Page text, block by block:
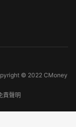
© 2022 CMoney
責聲明